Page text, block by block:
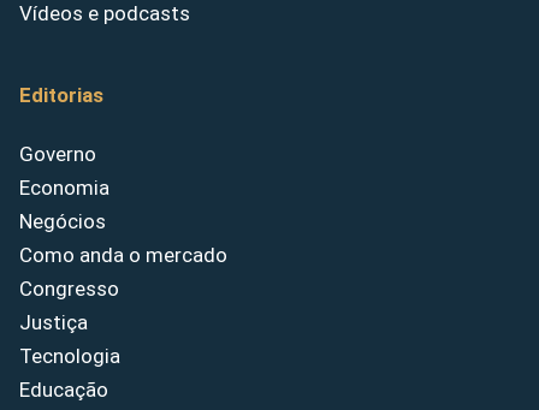
Vídeos e podcasts
Editorias
Governo
Economia
Negócios
Como anda o mercado
Congresso
Justiça
Tecnologia
Educação